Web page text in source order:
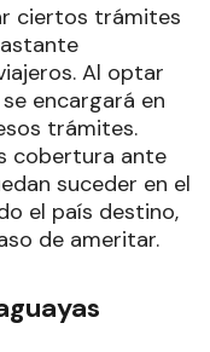
ciertos trámites
Al optar
encargará en
trámites.
cobertura ante
suceder en el
el país destino,
de ameritar.